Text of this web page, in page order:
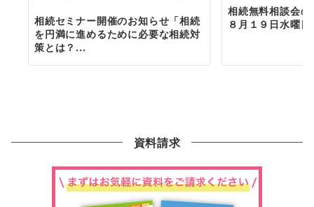
相続セミナー開催のお知らせ「相続
を円満に進めるために必要な相続対
策とは？...
相続無料相談会
８月１９日水曜日
資料請求